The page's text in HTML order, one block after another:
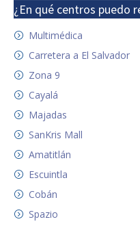
¿En qué centros puedo
Multimédica
Carretera a El Salvador
Zona 9
Cayalá
Majadas
SanKris Mall
Amatitlán
Escuintla
Cobán
Spazio